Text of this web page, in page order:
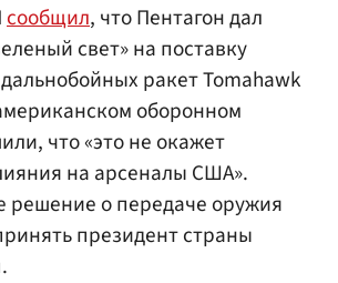
сообщил, что Пентагон дал
свет» на поставку
ракет Tomahawk
оборонном
что «это не окажет
на арсеналы США».
решение о передаче оружия
президент страны